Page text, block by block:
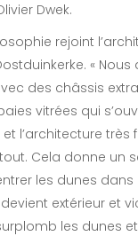
Dwek.
rejoint
« Nous
des châssis
vitrées qui
l’architecture très
Cela donne un
les dunes dans
devient extérieur et
les dunes